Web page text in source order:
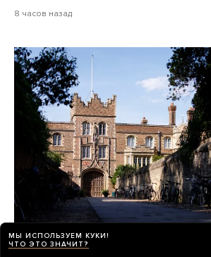
8 часов назад
МЫ ИСПОЛЬЗУЕМ КУКИ!
ЧТО ЭТО ЗНАЧИТ?